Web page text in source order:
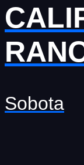
Sobota